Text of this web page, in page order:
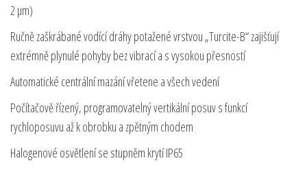
2 µm)
Ručně zaškrábané vodící dráhy potažené vrstvou „Turcite-B“ zajišťují
extrémně plynulé pohyby bez vibrací a s vysokou přesností
Automatické centrální mazání vřetene a všech vedení
Počítačově řízený, programovatelný vertikální posuv s funkcí
rychloposuvu až k obrobku a zpětným chodem
Halogenové osvětlení se stupněm krytí IP65